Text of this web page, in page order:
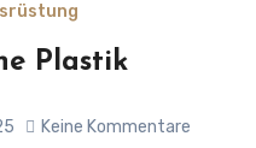
Plastik
Keine Kommentare